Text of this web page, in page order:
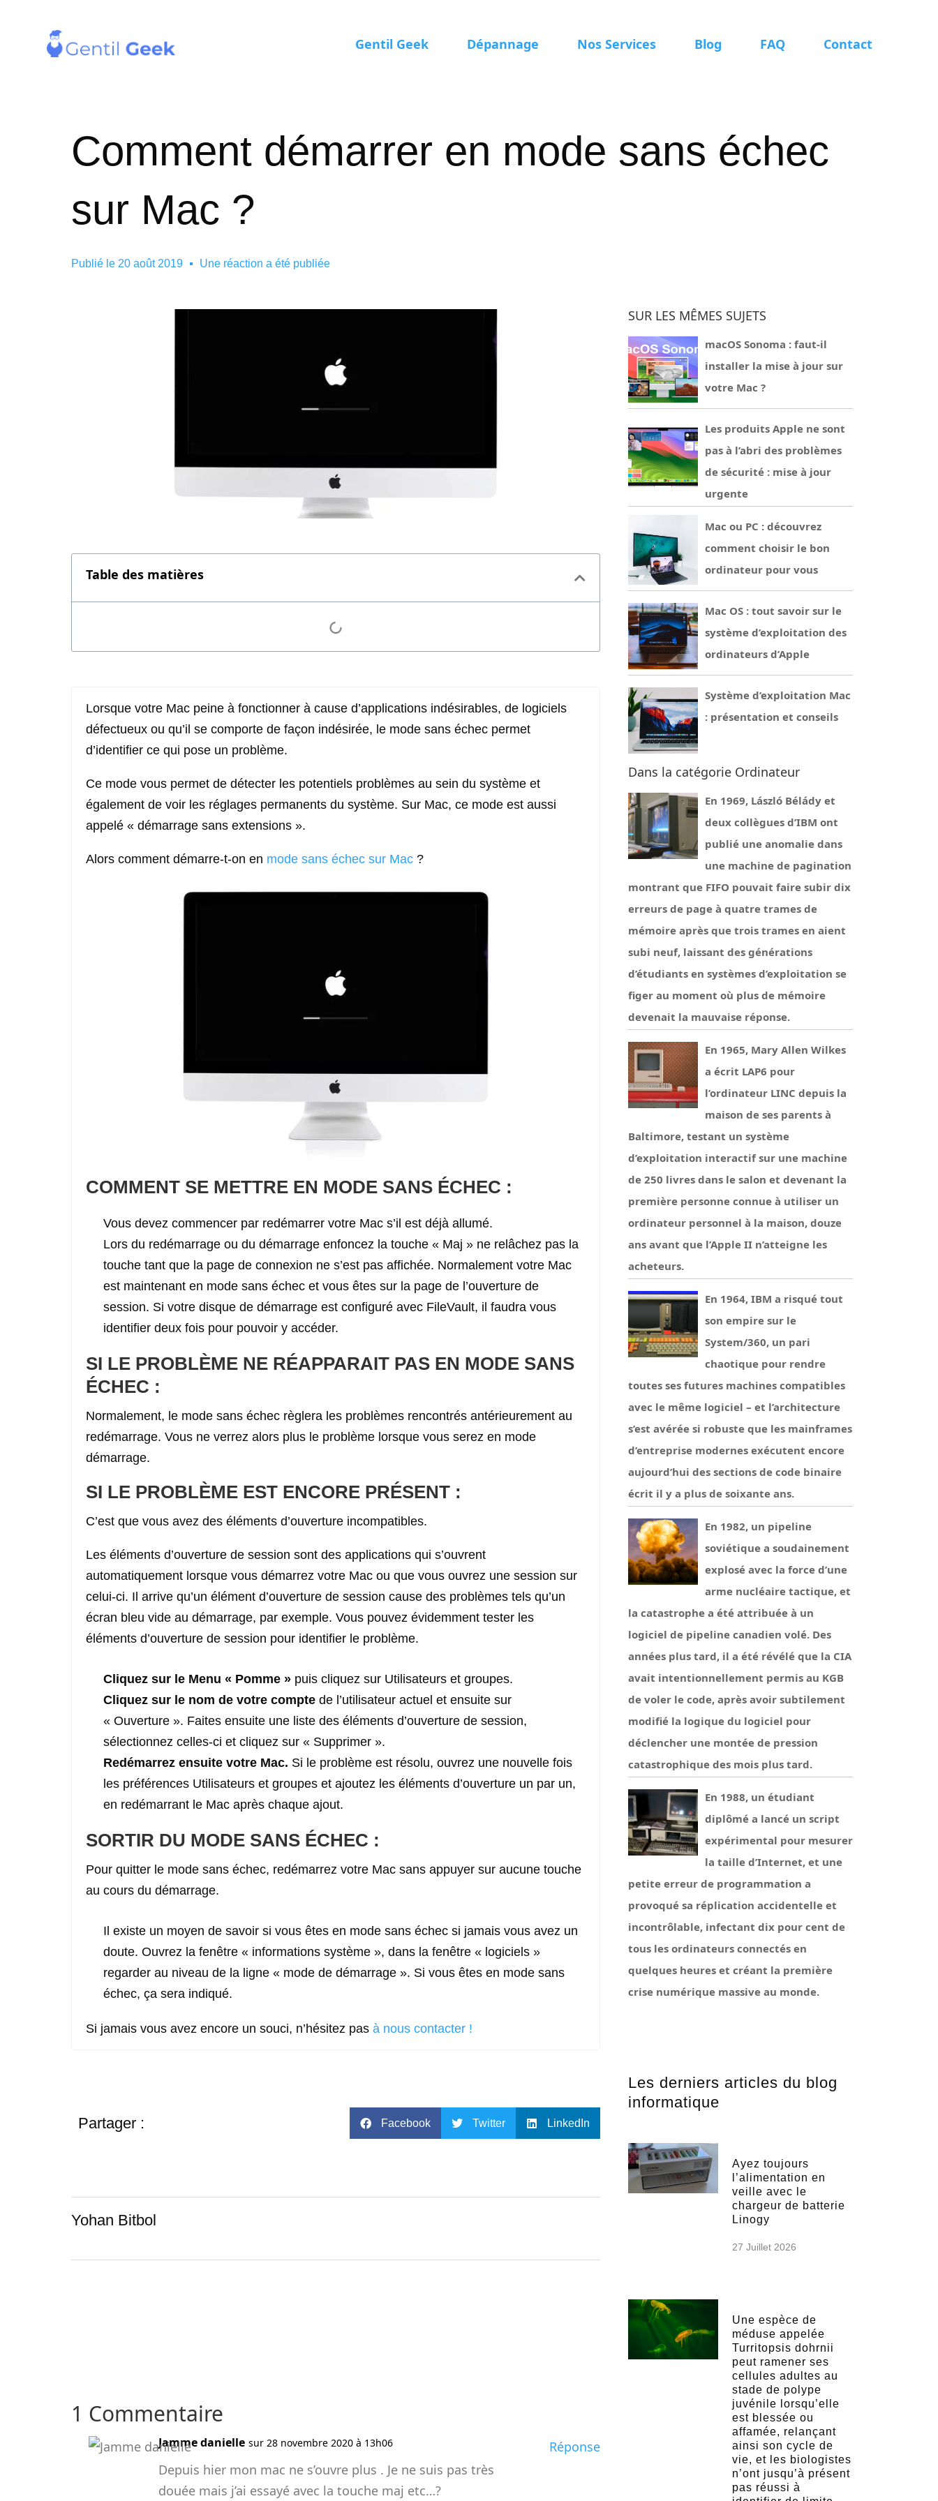
Gentil Geek Dépannage Nos Services Blog FAQ Contact
Comment démarrer en mode sans échec
sur Mac ?
Publié le 20 août 2019 Une réaction a été publiée
Table des matières
Lorsque votre Mac peine à fonctionner à cause d’applications indésirables, de logiciels
défectueux ou qu’il se comporte de façon indésirée, le mode sans échec permet
d’identifier ce qui pose un problème.
Ce mode vous permet de détecter les potentiels problèmes au sein du système et
également de voir les réglages permanents du système. Sur Mac, ce mode est aussi
appelé « démarrage sans extensions ».
Alors comment démarre-t-on en mode sans échec sur Mac ?
COMMENT SE METTRE EN MODE SANS ÉCHEC :
Vous devez commencer par redémarrer votre Mac s’il est déjà allumé.
Lors du redémarrage ou du démarrage enfoncez la touche « Maj » ne relâchez pas la
touche tant que la page de connexion ne s’est pas affichée. Normalement votre Mac
est maintenant en mode sans échec et vous êtes sur la page de l’ouverture de
session. Si votre disque de démarrage est configuré avec FileVault, il faudra vous
identifier deux fois pour pouvoir y accéder.
SI LE PROBLÈME NE RÉAPPARAIT PAS EN MODE SANS
ÉCHEC :
Normalement, le mode sans échec règlera les problèmes rencontrés antérieurement au
redémarrage. Vous ne verrez alors plus le problème lorsque vous serez en mode
démarrage.
SI LE PROBLÈME EST ENCORE PRÉSENT :
C’est que vous avez des éléments d’ouverture incompatibles.
Les éléments d’ouverture de session sont des applications qui s’ouvrent
automatiquement lorsque vous démarrez votre Mac ou que vous ouvrez une session sur
celui-ci. Il arrive qu’un élément d’ouverture de session cause des problèmes tels qu’un
écran bleu vide au démarrage, par exemple. Vous pouvez évidemment tester les
éléments d’ouverture de session pour identifier le problème.
Cliquez sur le Menu « Pomme » puis cliquez sur Utilisateurs et groupes.
Cliquez sur le nom de votre compte de l’utilisateur actuel et ensuite sur
« Ouverture ». Faites ensuite une liste des éléments d’ouverture de session,
sélectionnez celles-ci et cliquez sur « Supprimer ».
Redémarrez ensuite votre Mac. Si le problème est résolu, ouvrez une nouvelle fois
les préférences Utilisateurs et groupes et ajoutez les éléments d’ouverture un par un,
en redémarrant le Mac après chaque ajout.
SORTIR DU MODE SANS ÉCHEC :
Pour quitter le mode sans échec, redémarrez votre Mac sans appuyer sur aucune touche
au cours du démarrage.
Il existe un moyen de savoir si vous êtes en mode sans échec si jamais vous avez un
doute. Ouvrez la fenêtre « informations système », dans la fenêtre « logiciels »
regarder au niveau de la ligne « mode de démarrage ». Si vous êtes en mode sans
échec, ça sera indiqué.
Si jamais vous avez encore un souci, n’hésitez pas à nous contacter !
Partager : Facebook Twitter LinkedIn
Yohan Bitbol
1 Commentaire
Jamme danielle sur 28 novembre 2020 à 13h06
Depuis hier mon mac ne s’ouvre plus . Je ne suis pas très
douée mais j’ai essayé avec la touche maj etc…?
Réponse
SUR LES MÊMES SUJETS
macOS Sonoma : faut-il
installer la mise à jour sur
votre Mac ?
Les produits Apple ne sont
pas à l’abri des problèmes
de sécurité : mise à jour
urgente
Mac ou PC : découvrez
comment choisir le bon
ordinateur pour vous
Mac OS : tout savoir sur le
système d’exploitation des
ordinateurs d’Apple
Système d’exploitation Mac
: présentation et conseils
Dans la catégorie Ordinateur
En 1969, László Bélády et
deux collègues d’IBM ont
publié une anomalie dans
une machine de pagination
montrant que FIFO pouvait faire subir dix
erreurs de page à quatre trames de
mémoire après que trois trames en aient
subi neuf, laissant des générations
d’étudiants en systèmes d’exploitation se
figer au moment où plus de mémoire
devenait la mauvaise réponse.
En 1965, Mary Allen Wilkes
a écrit LAP6 pour
l’ordinateur LINC depuis la
maison de ses parents à
Baltimore, testant un système
d’exploitation interactif sur une machine
de 250 livres dans le salon et devenant la
première personne connue à utiliser un
ordinateur personnel à la maison, douze
ans avant que l’Apple II n’atteigne les
acheteurs.
En 1964, IBM a risqué tout
son empire sur le
System/360, un pari
chaotique pour rendre
toutes ses futures machines compatibles
avec le même logiciel – et l’architecture
s’est avérée si robuste que les mainframes
d’entreprise modernes exécutent encore
aujourd’hui des sections de code binaire
écrit il y a plus de soixante ans.
En 1982, un pipeline
soviétique a soudainement
explosé avec la force d’une
arme nucléaire tactique, et
la catastrophe a été attribuée à un
logiciel de pipeline canadien volé. Des
années plus tard, il a été révélé que la CIA
avait intentionnellement permis au KGB
de voler le code, après avoir subtilement
modifié la logique du logiciel pour
déclencher une montée de pression
catastrophique des mois plus tard.
En 1988, un étudiant
diplômé a lancé un script
expérimental pour mesurer
la taille d’Internet, et une
petite erreur de programmation a
provoqué sa réplication accidentelle et
incontrôlable, infectant dix pour cent de
tous les ordinateurs connectés en
quelques heures et créant la première
crise numérique massive au monde.
Les derniers articles du blog
informatique
Ayez toujours
l’alimentation en
veille avec le
chargeur de batterie
Linogy
27 Juillet 2026
Une espèce de
méduse appelée
Turritopsis dohrnii
peut ramener ses
cellules adultes au
stade de polype
juvénile lorsqu’elle
est blessée ou
affamée, relançant
ainsi son cycle de
vie, et les biologistes
n’ont jusqu’à présent
pas réussi à